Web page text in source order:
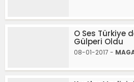
O Ses Türkiye
Gülperi Oldu
08-01-2017 -